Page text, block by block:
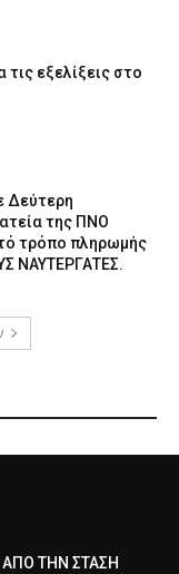
εξελίξεις στο
Δεύτερη
της ΠΝΟ
τρόπο πληρωμής
ΝΑΥΤΕΡΓΑΤΕΣ.
ΤΗΝ ΣΤΑΣΗ